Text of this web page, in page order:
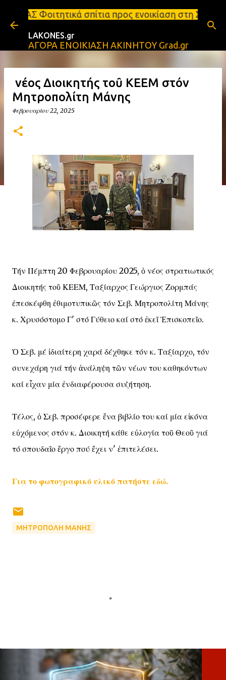
Μετάβαση στο κύριο περιεχόμενο
σπίτια προς ενοικίαση στη Σπάρτη
LAKONES.gr
ΑΓΟΡΑ ΕΝΟΙΚΙΑΣΗ ΑΚΙΝΗΤΟΥ Grad.gr
Ὁ νέος Διοικητής τοῦ ΚΕΕΜ στόν
Μητροπολίτη Μάνης
Φεβρουαρίου 22, 2025
Τήν Πέμπτη 20 Φεβρουαρίου 2025, ὁ νέος στρατιωτικός
Διοικητής τοῦ ΚΕΕΜ, Ταξίαρχος Γεώργιος Ζορμπάς
ἐπεσκέφθη ἐθιμοτυπικῶς τόν Σεβ. Μητροπολίτη Μάνης
κ. Χρυσόστομο Γ' στό Γύθειο καί στό ἐκεῖ Ἐπισκοπεῖο.
Ὁ Σεβ. μέ ἰδιαίτερη χαρά δέχθηκε τόν κ. Ταξίαρχο, τόν
συνεχάρη γιά τήν ἀνάληψη τῶν νέων του καθηκόντων
καί εἶχαν μία ἐνδιαφέρουσα συζήτηση.
Τέλος, ὁ Σεβ. προσέφερε ἕνα βιβλίο του καί μία εἰκόνα
εὐχόμενος στόν κ. Διοικητή κάθε εὐλογία τοῦ Θεοῦ γιά
τό σπουδαῖο ἔργο πού ἔχει ν' ἐπιτελέσει.
Για το φωτογραφικό υλικό πατήστε εδώ.
ΜΗΤΡΟΠΟΛΗ ΜΑΝΗΣ
λ